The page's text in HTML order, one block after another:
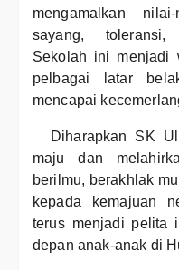
mengamalkan
sayang, toleransi,
Sekolah ini menjadi
pelbagai latar
mencapai
Diharapkan SK
maju dan
berilmu, berakhlak
kepada kemajuan
terus menjadi pelita
depan anak-anak di